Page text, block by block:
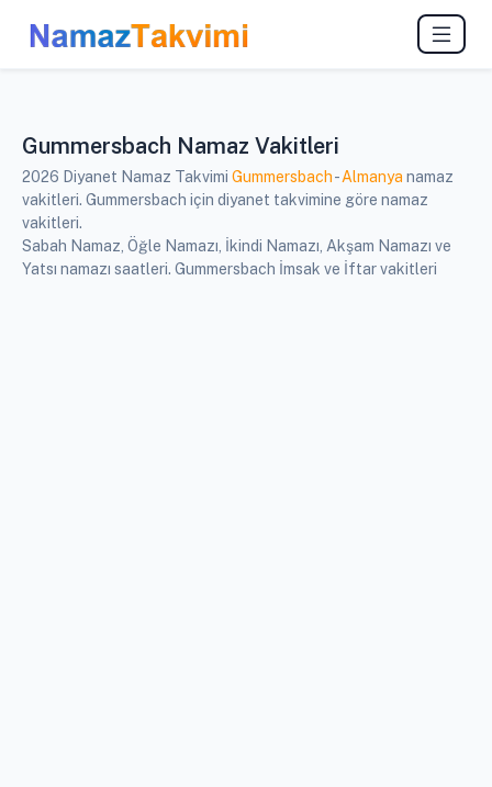
Gummersbach Namaz Vakitleri
2026 Diyanet Namaz Takvimi Gummersbach-Almanya namaz
vakitleri. Gummersbach için diyanet takvimine göre namaz
vakitleri.
Sabah Namaz, Öğle Namazı, İkindi Namazı, Akşam Namazı ve
Yatsı namazı saatleri. Gummersbach İmsak ve İftar vakitleri